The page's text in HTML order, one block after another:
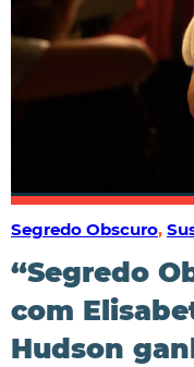
Segredo Obscuro,
“Segredo
com
Hudson